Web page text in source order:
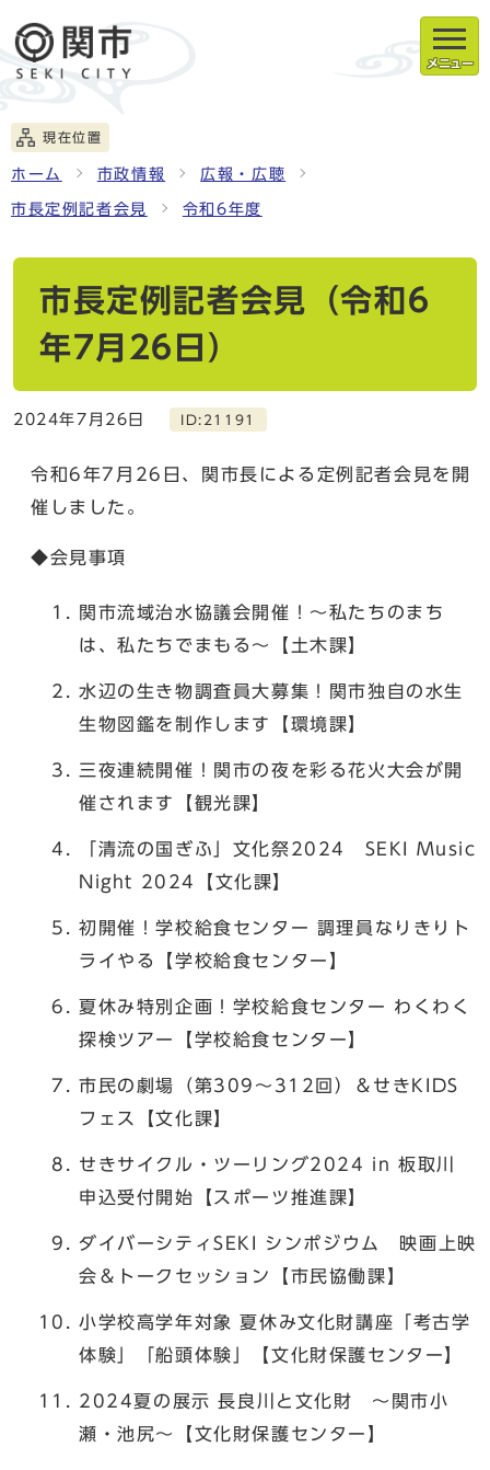
メニュー
現在位置
ホーム 市政情報 広報・広聴
市長定例記者会見 令和6年度
市長定例記者会見（令和6
年7月26日）
2024年7月26日 ID:21191
令和6年7月26日、関市長による定例記者会見を開
催しました。
◆会見事項
関市流域治水協議会開催！～私たちのまち
は、私たちでまもる～【土木課】
水辺の生き物調査員大募集！関市独自の水生
生物図鑑を制作します【環境課】
三夜連続開催！関市の夜を彩る花火大会が開
催されます【観光課】
「清流の国ぎふ」文化祭2024 SEKI Music
Night 2024【文化課】
初開催！学校給食センター 調理員なりきりト
ライやる【学校給食センター】
夏休み特別企画！学校給食センター わくわく
探検ツアー【学校給食センター】
市民の劇場（第309～312回）＆せきKIDS
フェス【文化課】
せきサイクル・ツーリング2024 in 板取川
申込受付開始【スポーツ推進課】
ダイバーシティSEKI シンポジウム 映画上映
会＆トークセッション【市民協働課】
小学校高学年対象 夏休み文化財講座「考古学
体験」「船頭体験」【文化財保護センター】
2024夏の展示 長良川と文化財 ～関市小
瀬・池尻～【文化財保護センター】